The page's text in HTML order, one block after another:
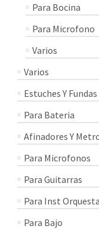
Para Bocina
Para Microfono
Varios
Varios
Estuches Y Fundas
Para Bateria
Afinadores Y
Para Microfonos
Para Guitarras
Para Inst
Para Bajo